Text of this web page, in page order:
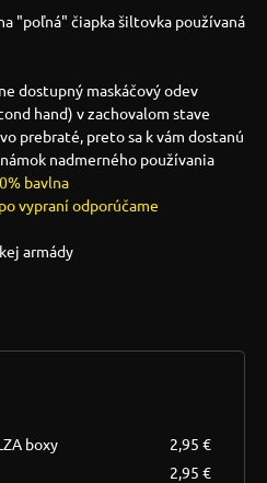
"poľná" čiapka šiltovka používaná
dostupný maskáčový odev
hand) v zachovalom stave
prebraté, preto sa k vám dostanú
nadmerného používania
bavlna
vypraní odporúčame
armády
boxy
2,95 €
2,95 €